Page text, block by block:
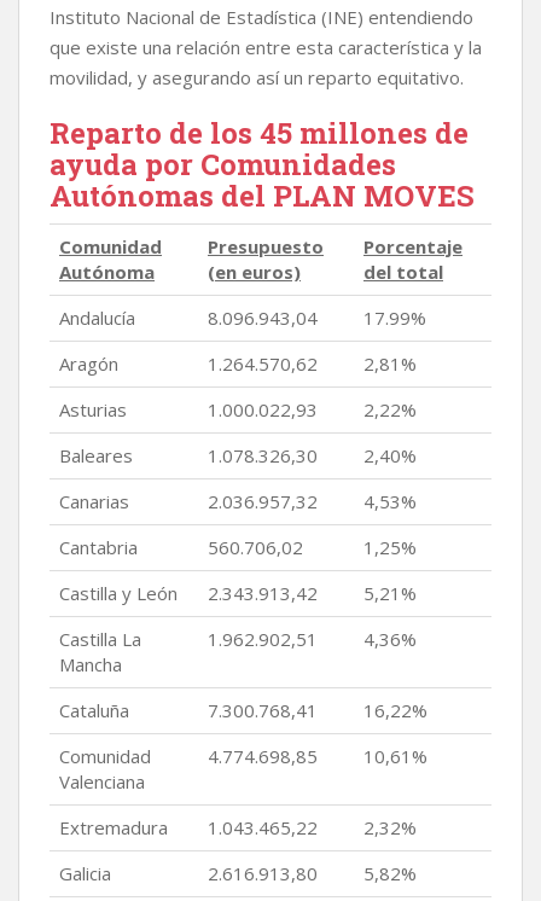
Instituto Nacional de Estadística (INE) entendiendo
que existe una relación entre esta característica y la
movilidad, y asegurando así un reparto equitativo.
Reparto de los 45 millones de
ayuda por Comunidades
Autónomas del PLAN MOVES
Comunidad
Autónoma
Presupuesto
(en euros)
Porcentaje
del total
Andalucía
8.096.943,04
17.99%
Aragón
1.264.570,62
2,81%
Asturias
1.000.022,93
2,22%
Baleares
1.078.326,30
2,40%
Canarias
2.036.957,32
4,53%
Cantabria
560.706,02
1,25%
Castilla y León
2.343.913,42
5,21%
Castilla La
Mancha
1.962.902,51 4,36%
Cataluña 7.300.768,41
16,22%
Comunidad
Valenciana
4.774.698,85 10,61%
Extremadura 1.043.465,22
2,32%
Galicia
2.616.913,80
5,82%